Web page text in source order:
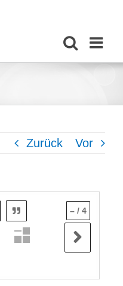
Zurück Vor
– / 4